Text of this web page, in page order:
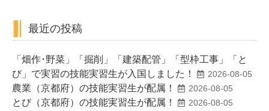
最近の投稿
「畑作･野菜」「掘削」「建築配管」「型枠工事」「と
び」で実習の技能実習生が入国しました！
2026-08-05
農業（京都府）の技能実習生が配属！ 2026-08-05
とび（京都府）の技能実習生が配属！ 2026-08-05